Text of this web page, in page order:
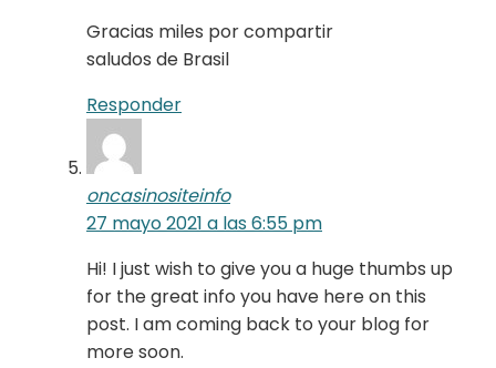
Gracias miles por compartir
saludos de Brasil
Responder
oncasinositeinfo
27 mayo 2021 a las 6:55 pm
Hi! I just wish to give you a huge thumbs up
for the great info you have here on this
post. I am coming back to your blog for
more soon.